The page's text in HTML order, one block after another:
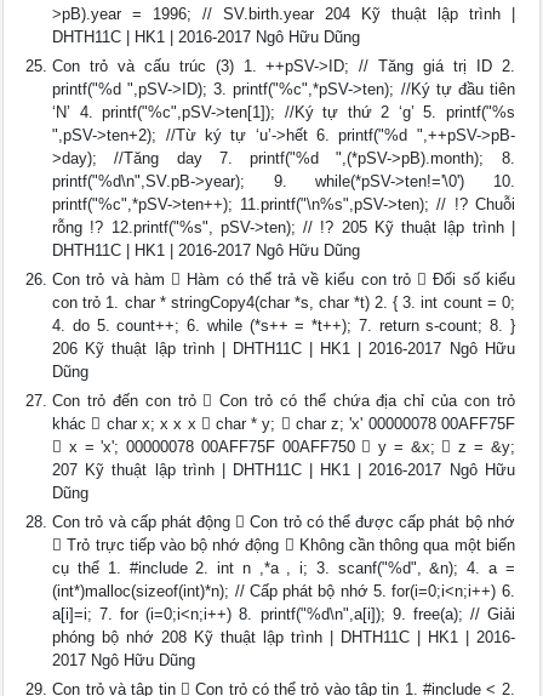
>pB).year = 1996; // SV.birth.year 204 Kỹ thuật lập trình |
DHTH11C | HK1 | 2016-2017 Ngô Hữu Dũng
Con trỏ và cấu trúc (3) 1. ++pSV->ID; // Tăng giá trị ID 2.
printf("%d ",pSV->ID); 3. printf("%c",*pSV->ten); //Ký tự đầu tiên
‘N’ 4. printf("%c",pSV->ten[1]); //Ký tự thứ 2 ‘g’ 5. printf("%s
",pSV->ten+2); //Từ ký tự ‘u’->hết 6. printf("%d ",++pSV->pB-
>day); //Tăng day 7. printf("%d ",(*pSV->pB).month); 8.
printf("%d\n",SV.pB->year); 9. while(*pSV->ten!='\0') 10.
printf("%c",*pSV->ten++); 11.printf("\n%s",pSV->ten); // !? Chuỗi
rỗng !? 12.printf("%s", pSV->ten); // !? 205 Kỹ thuật lập trình |
DHTH11C | HK1 | 2016-2017 Ngô Hữu Dũng
Con trỏ và hàm  Hàm có thể trả về kiểu con trỏ  Đối số kiểu
con trỏ 1. char * stringCopy4(char *s, char *t) 2. { 3. int count = 0;
4. do 5. count++; 6. while (*s++ = *t++); 7. return s-count; 8. }
206 Kỹ thuật lập trình | DHTH11C | HK1 | 2016-2017 Ngô Hữu
Dũng
Con trỏ đến con trỏ  Con trỏ có thể chứa địa chỉ của con trỏ
khác  char x; x x x  char * y;  char z; 'x' 00000078 00AFF75F
 x = 'x'; 00000078 00AFF75F 00AFF750  y = &x;  z = &y;
207 Kỹ thuật lập trình | DHTH11C | HK1 | 2016-2017 Ngô Hữu
Dũng
Con trỏ và cấp phát động  Con trỏ có thể được cấp phát bộ nhớ
 Trỏ trực tiếp vào bộ nhớ động  Không cần thông qua một biến
cụ thể 1. #include 2. int n ,*a , i; 3. scanf("%d", &n); 4. a =
(int*)malloc(sizeof(int)*n); // Cấp phát bộ nhớ 5. for(i=0;i<n;i++) 6.
a[i]=i; 7. for (i=0;i<n;i++) 8. printf("%d\n",a[i]); 9. free(a); // Giải
phóng bộ nhớ 208 Kỹ thuật lập trình | DHTH11C | HK1 | 2016-
2017 Ngô Hữu Dũng
Con trỏ và tập tin  Con trỏ có thể trỏ vào tập tin 1. #include < 2.